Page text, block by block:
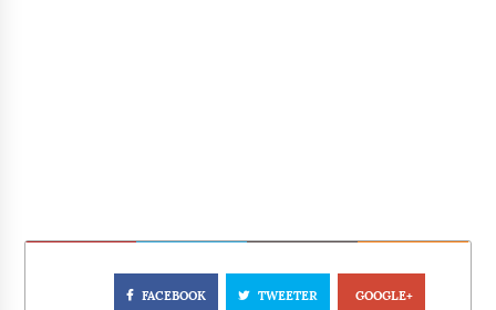
FACEBOOK TWEETER GOOGLE+